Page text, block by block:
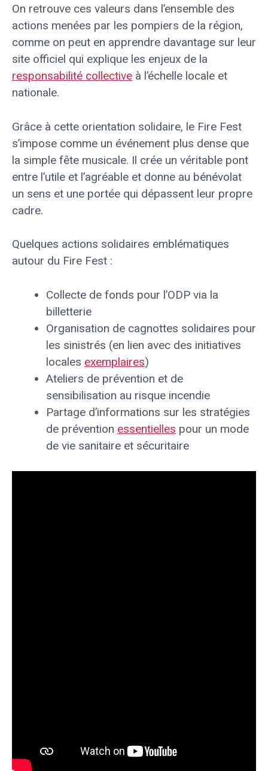
On retrouve ces valeurs dans l’ensemble des
actions menées par les pompiers de la région,
comme on peut en apprendre davantage sur leur
site officiel qui explique les enjeux de la
responsabilité collective à l’échelle locale et
nationale.
Grâce à cette orientation solidaire, le Fire Fest
s’impose comme un événement plus dense que
la simple fête musicale. Il crée un véritable pont
entre l’utile et l’agréable et donne au bénévolat
un sens et une portée qui dépassent leur propre
cadre.
Quelques actions solidaires emblématiques
autour du Fire Fest :
Collecte de fonds pour l’ODP via la
billetterie
Organisation de cagnottes solidaires pour
les sinistrés (en lien avec des initiatives
locales exemplaires)
Ateliers de prévention et de
sensibilisation au risque incendie
Partage d’informations sur les stratégies
de prévention essentielles pour un mode
de vie sanitaire et sécuritaire